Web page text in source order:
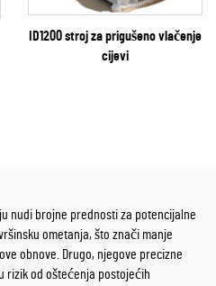
ID1200 stroj za prigušeno vlačenje
cijevi
nudi brojne prednosti za potencijalne
ometanja, što znači manje
obnove. Drugo, njegove precizne
rizik od oštećenja postojećih